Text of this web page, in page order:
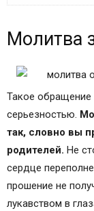
<img data-flat-
age%2F*"
обидящих
Молитва
Такое обращение
серьезностью.
так, словно вы
родителей. Не
сердце
прошение не
лукавством в